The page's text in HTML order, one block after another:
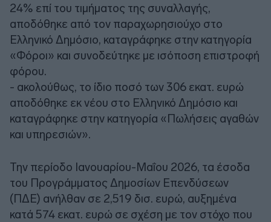
24% επί του τιμήματος της συναλλαγής,
αποδόθηκε από τον παραχωρησιούχο στο
Ελληνικό Δημόσιο, καταγράφηκε στην κατηγορία
«Φόροι» και συνοδεύτηκε με ισόποση επιστροφή
φόρου.
- ακολούθως, το ίδιο ποσό των 306 εκατ. ευρώ
αποδόθηκε εκ νέου στο Ελληνικό Δημόσιο και
καταγράφηκε στην κατηγορία «Πωλήσεις αγαθών
και υπηρεσιών».
Την περίοδο Ιανουαρίου-Μαΐου 2026, τα έσοδα
του Προγράμματος Δημοσίων Επενδύσεων
(ΠΔΕ) ανήλθαν σε 2,519 δισ. ευρώ, αυξημένα
κατά 574 εκατ. ευρώ σε σχέση με τον στόχο που